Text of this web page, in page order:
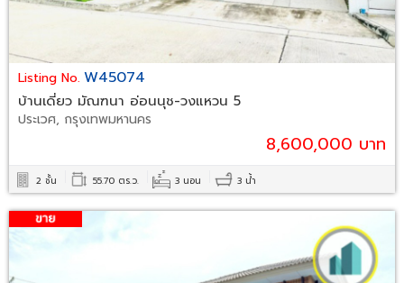
Listing No. W45074
บ้านเดี่ยว มัณฑนา อ่อนนุช-วงแหวน 5
ประเวศ, กรุงเทพมหานคร
8,600,000 บาท
2 ชั้น 55.70 ตร.ว. 3 นอน 3 น้ำ